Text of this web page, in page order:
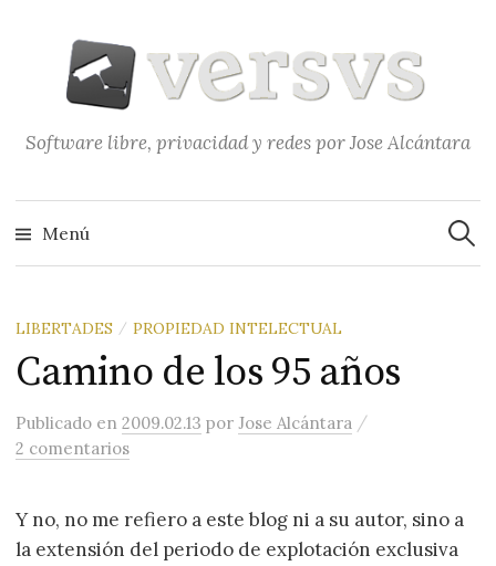
contenido
Software libre, privacidad y redes por Jose Alcántara
Menú
LIBERTADES / PROPIEDAD INTELECTUAL
Camino de los 95 años
Publicado en2009.02.13 porJose Alcántara /
2 comentarios
Y no, no me refiero a este blog ni a su autor, sino a
la extensión del periodo de explotación exclusiva